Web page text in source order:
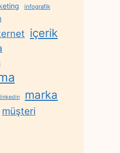
infografik
içerik
linkedin marka
müşteri